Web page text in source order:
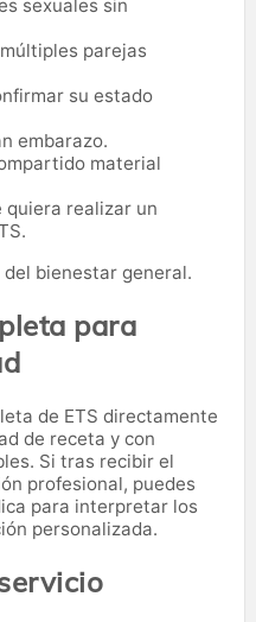
sexuales sin
parejas
su estado
embarazo.
material
quiera realizar un
bienestar general.
para
de ETS directamente
de receta y con
Si tras recibir el
profesional, puedes
para interpretar los
personalizada.